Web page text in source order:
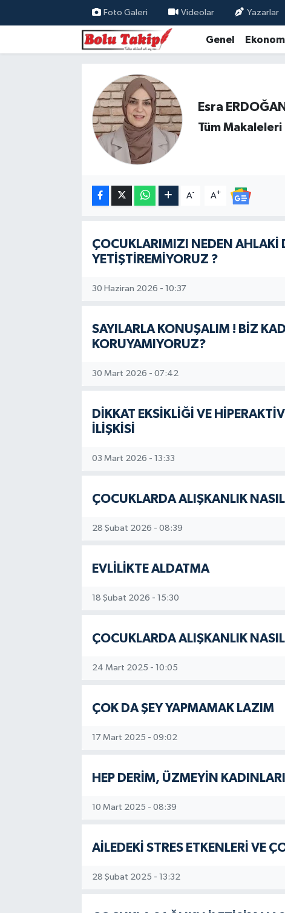
Foto Galeri Videolar Yazarlar
Genel
Esra ERDOĞAN
Tüm Makaleleri
A- A+
ÇOCUKLARIMIZI NEDEN AHLAKİ
YETİŞTİREMİYORUZ ?
30 Haziran 2026 - 10:37
SAYILARLA KONUŞALIM ! BİZ
KORUYAMIYORUZ?
30 Mart 2026 - 07:42
DİKKAT EKSİKLİĞİ VE
İLİŞKİSİ
03 Mart 2026 - 13:33
ÇOCUKLARDA ALIŞKANLIK
28 Şubat 2026 - 08:39
EVLİLİKTE ALDATMA
18 Şubat 2026 - 15:30
ÇOCUKLARDA ALIŞKANLIK
24 Mart 2025 - 10:05
ÇOK DA ŞEY YAPMAMAK LAZIM
17 Mart 2025 - 09:02
HEP DERİM, ÜZMEYİN
10 Mart 2025 - 08:39
AİLEDEKİ STRES ETKENLERİ VE
28 Şubat 2025 - 13:32